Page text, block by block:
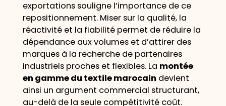
exportations souligne l’importance de ce
repositionnement. Miser sur la qualité, la
réactivité et la fiabilité permet de réduire la
dépendance aux volumes et d’attirer des
marques à la recherche de partenaires
industriels proches et flexibles. La montée
en gamme du textile marocain devient
ainsi un argument commercial structurant,
au-delà de la seule compétitivité coût.